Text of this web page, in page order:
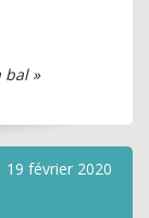
bal »
19 février 2020